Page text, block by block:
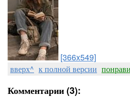
[366x549]
вверх^ к полной версии
Комментарии (3):